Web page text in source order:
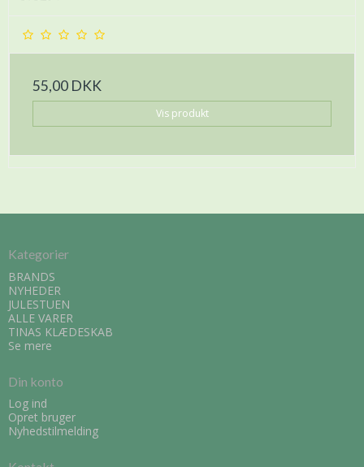
55,00 DKK
Vis produkt
Kategorier
BRANDS
NYHEDER
JULESTUEN
ALLE VARER
TINAS KLÆDESKAB
Se mere
Din konto
Log ind
Opret bruger
Nyhedstilmelding